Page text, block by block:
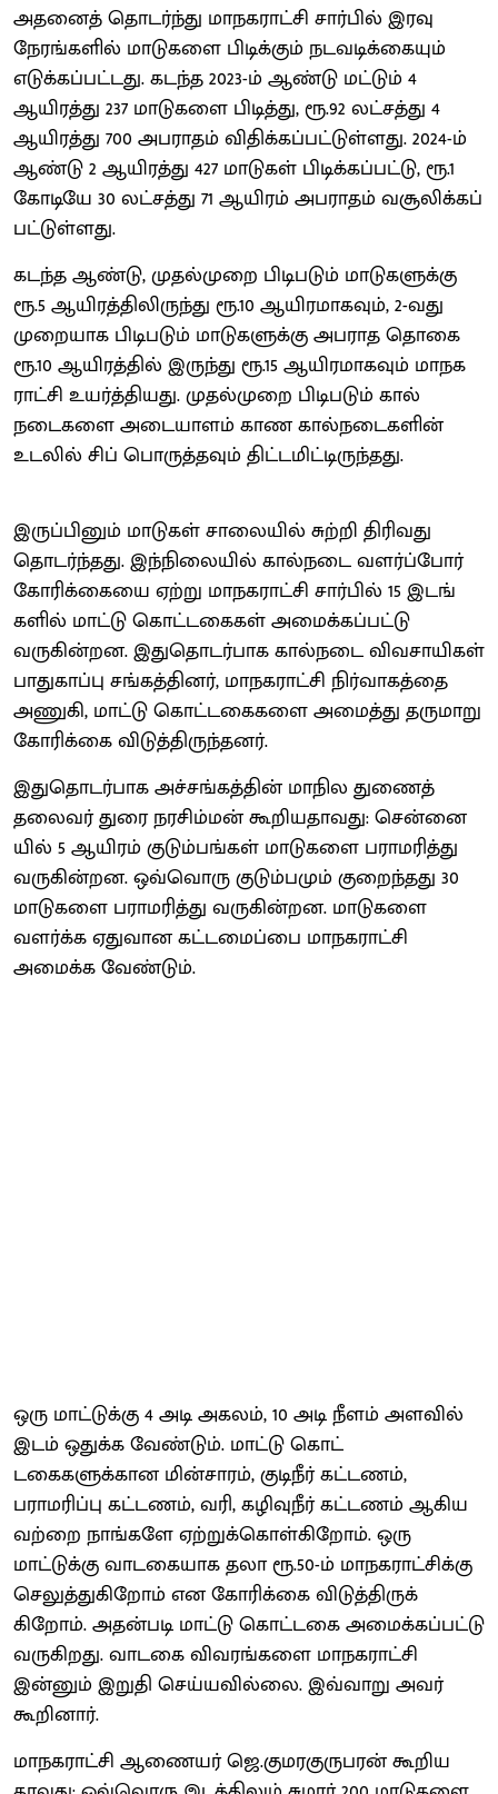
அதனைத் தொடர்ந்து மாநக​ராட்சி சார்​பில் இரவு
நேரங்​களில் மாடுகளை பிடிக்​கும் நடவடிக்கை​யும்
எடுக்​கப்​பட்​டது. கடந்த 2023-ம் ஆண்டு மட்டும் 4
ஆயிரத்து 237 மாடுகளை பிடித்து, ரூ.92 லட்சத்து 4
ஆயிரத்து 700 அபராதம் விதிக்​கப்​பட்​டுள்​ளது. 2024-ம்
ஆண்டு 2 ஆயிரத்து 427 மாடுகள் பிடிக்​கப்​பட்டு, ரூ.1
கோடியே 30 லட்சத்து 71 ஆயிரம் அபராதம் வசூலிக்​கப்​
பட்​டுள்​ளது.
கடந்த ஆண்டு, முதல்​முறை பிடிபடும் மாடு​களுக்கு
ரூ.5 ஆயிரத்​திலிருந்து ரூ.10 ஆயிர​மாக​வும், 2-வது
முறையாக பிடிபடும் மாடு​களுக்கு அபராத தொகை
ரூ.10 ஆயிரத்​தில் இருந்து ரூ.15 ஆயிர​மாக​வும் மாநக​
ராட்சி உயர்த்தி​யது. முதல்​முறை பிடிபடும் கால்​
நடைகளை அடையாளம் காண கால்​நடைகளின்
உடலில் சிப் பொருத்​த​வும் திட்​ட​மிட்​டிருந்​தது.
இருப்​பினும் மாடுகள் சாலை​யில் சுற்றி திரிவது
தொடர்ந்​தது. இந்நிலை​யில் கால்நடை வளர்ப்​போர்
கோரிக்கையை ஏற்று மாநக​ராட்சி சார்​பில் 15 இடங்​
களில் மாட்டு கொட்​டகைகள் அமைக்​கப்​பட்டு
வருகின்றன. இதுதொடர்பாக கால்நடை விவசா​யிகள்
பாது​காப்பு சங்கத்​தினர், மாநக​ராட்சி நிர்​வாகத்தை
அணுகி, மாட்டு கொட்​டகைகளை அமைத்து தருமாறு
கோரிக்கை விடுத்​திருந்​தனர்.
இதுதொடர்பாக அச்சங்​கத்​தின் மாநில துணைத்​
தலைவர் துரை நரசிம்மன் கூறிய​தாவது: சென்னை​
யில் 5 ஆயிரம் குடும்​பங்கள் மாடுகளை பராமரித்து
வருகின்றன. ஒவ்வொரு குடும்ப​மும் குறைந்தது 30
மாடுகளை பராமரித்து வருகின்றன. மாடுகளை
வளர்க்க ஏதுவான கட்டமைப்பை மாநக​ராட்சி
அமைக்க வேண்​டும்.
ஒரு மாட்டுக்கு 4 அடி அகலம், 10 அடி நீளம் அளவில்
இடம் ஒதுக்க வேண்​டும். மாட்டு கொட்​
டகைகளுக்கான மின்​சா​ரம், குடிநீர் கட்ட​ணம்,
பராமரிப்பு கட்ட​ணம், வரி, கழிவுநீர் கட்டணம் ஆகிய​
வற்றை நாங்களே ஏற்றுக்​கொள்​கிறோம். ஒரு
மாட்டுக்கு வாடகையாக தலா ரூ.50-ம் மாநக​ராட்​சிக்கு
செலுத்து​கிறோம் என கோரிக்கை விடுத்​திருக்​
கிறோம். அதன்படி மாட்டு கொட்டகை அமைக்​கப்​பட்டு
வருகிறது. வாடகை விவரங்களை மாநக​ராட்சி
இன்னும் இறுதி செய்ய​வில்லை. இவ்வாறு அவர்
கூறினார்.
மாநக​ராட்சி ஆணையர் ஜெ.குமரகுருபரன் கூறிய​